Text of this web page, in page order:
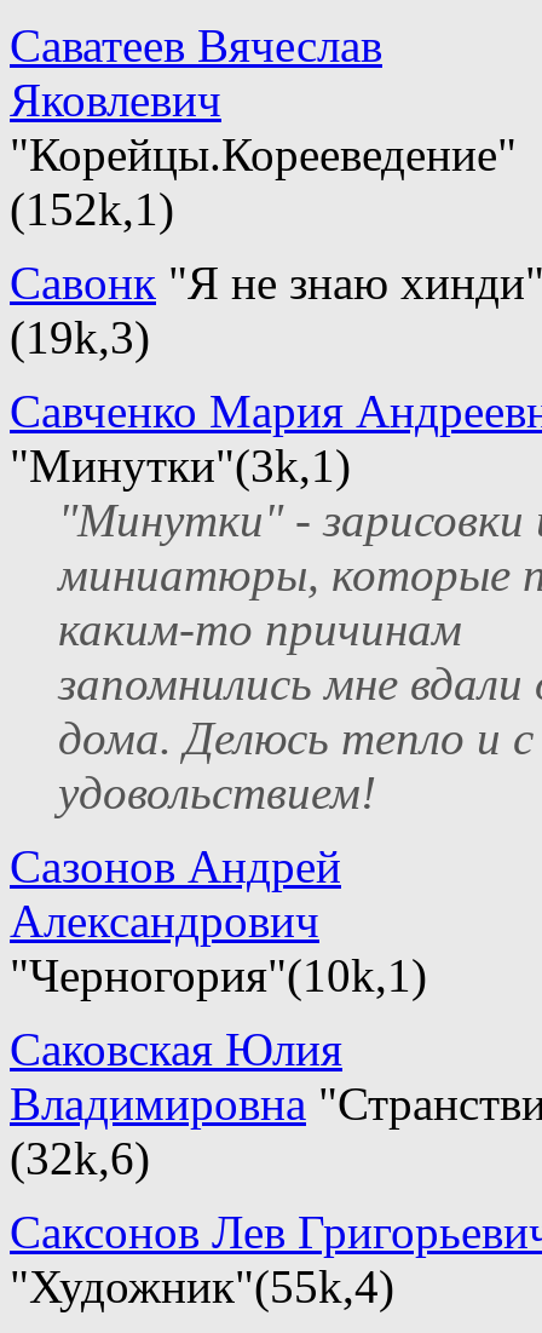
Саватеев Вячеслав
Яковлевич
"Корейцы.Корееведение"
(152k,1)
Савонк "Я не знаю
(19k,3)
Савченко Мария
"Минутки"(3k,1)
"Минутки" - зарисовки
миниатюры, которые
каким-то причинам
запомнились мне
дома. Делюсь тепло и с
удовольствием!
Сазонов Андрей
Александрович
"Черногория"(10k,1)
Саковская Юлия
Владимировна
(32k,6)
Саксонов Лев
"Художник"(55k,4)